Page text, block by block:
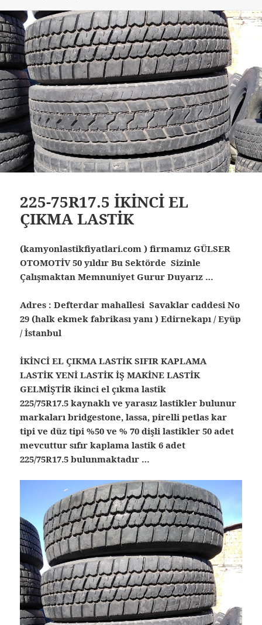
225-75R17.5 İKİNCİ EL
ÇIKMA LASTİK
(kamyonlastikfiyatlari.com ) firmamız GÜLSER
OTOMOTİV 50 yıldır Bu Sektörde Sizinle
Çalışmaktan Memnuniyet Gurur Duyarız …
Adres : Defterdar mahallesi Savaklar caddesi No
29 (halk ekmek fabrikası yanı ) Edirnekapı / Eyüp
/ İstanbul
İKİNCİ EL ÇIKMA LASTİK SIFIR KAPLAMA
LASTİK YENİ LASTİK İŞ MAKİNE LASTİK
GELMİŞTİR ikinci el çıkma lastik
225/75R17.5 kaynaklı ve yarasız lastikler bulunur
markaları bridgestone, lassa, pirelli petlas kar
tipi ve düz tipi %50 ve % 70 dişli lastikler 50 adet
mevcuttur sıfır kaplama lastik 6 adet
225/75R17.5 bulunmaktadır …